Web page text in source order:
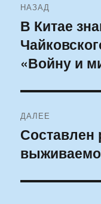
по
записям
НАЗАД
Предыдущая
запись:
В Китае
«Войну и
ДАЛЕЕ
Следующая
запись:
Составлен